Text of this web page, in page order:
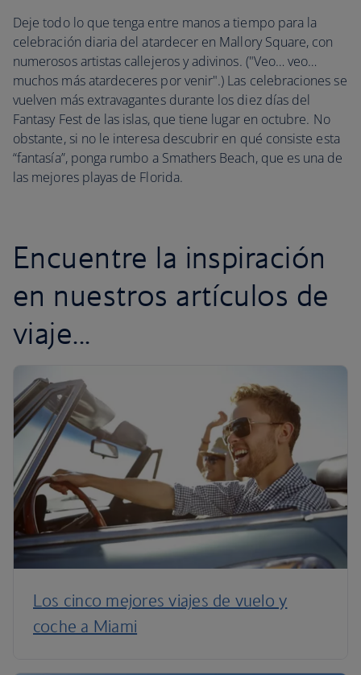
Deje todo lo que tenga entre manos a tiempo para la
celebración diaria del atardecer en Mallory Square, con
numerosos artistas callejeros y adivinos. ("Veo… veo…
muchos más atardeceres por venir".) Las celebraciones se
vuelven más extravagantes durante los diez días del
Fantasy Fest de las islas, que tiene lugar en octubre. No
obstante, si no le interesa descubrir en qué consiste esta
“fantasía”, ponga rumbo a Smathers Beach, que es una de
las mejores playas de Florida.
Encuentre la inspiración
en nuestros artículos de
viaje...
Los cinco mejores viajes de vuelo y
coche a Miami